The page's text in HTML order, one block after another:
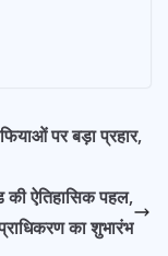
पर बड़ा प्रहार,
की ऐतिहासिक पहल,
का शुभारंभ